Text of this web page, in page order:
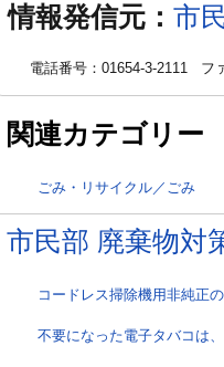
情報発信元： 市
電話番号：01654-3-2111 フ
関連カテゴリー
ごみ・リサイクル／ごみ
市民部 廃棄物対
コードレス掃除機用非純正
不要になった電子タバコは